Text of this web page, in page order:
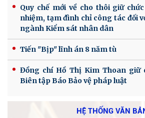
Quy chế mới về cho thôi giữ
nhiệm, tạm đình chỉ công tác đối
ngành Kiểm sát nhân dân
Tiến "Bịp" lĩnh án 8 năm tù
Đồng chí Hồ Thị Kim Thoan giữ
Biên tập Báo Bảo vệ pháp luật
HỆ THỐNG VĂN